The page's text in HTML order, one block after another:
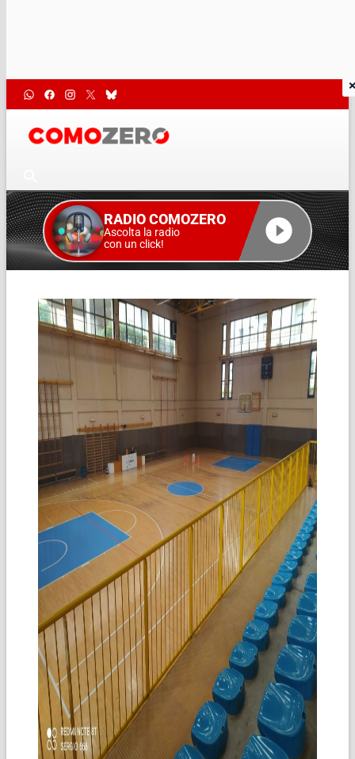
RADIO COMOZERO
Ascolta la radio
con un click!